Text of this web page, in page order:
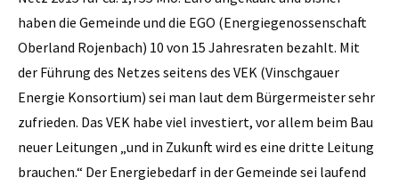
haben die Gemeinde und die EGO (Energiegenossenschaft
Oberland Rojenbach) 10 von 15 Jahresraten bezahlt. Mit
der Führung des Netzes seitens des VEK (Vinschgauer
Energie Konsortium) sei man laut dem Bürgermeister sehr
zufrieden. Das VEK habe viel investiert, vor allem beim Bau
neuer Leitungen „und in Zukunft wird es eine dritte Leitung
brauchen.“ Der Energiebedarf in der Gemeinde sei laufend